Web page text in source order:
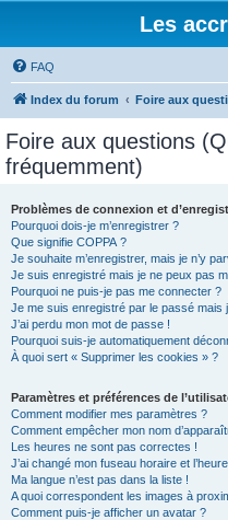
Les
FAQ
Index du forum Foire aux
Foire aux questions
fréquemment)
Problèmes de connexion et
Pourquoi dois-je m’enregistrer ?
Que signifie COPPA ?
Je souhaite m’enregistrer, mais je n’y
Je suis enregistré mais je ne peux pas
Pourquoi ne puis-je pas me connecter ?
Je me suis enregistré par le passé mais
J’ai perdu mon mot de passe !
Pourquoi suis-je automatiquement
À quoi sert « Supprimer les cookies » ?
Paramètres et préférences de
Comment modifier mes paramètres ?
Comment empêcher mon nom
Les heures ne sont pas correctes !
J’ai changé mon fuseau horaire et
Ma langue n’est pas dans la liste !
A quoi correspondent les images à
Comment puis-je afficher un avatar ?